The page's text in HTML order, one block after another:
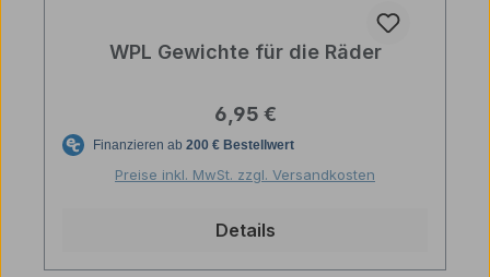
WPL Gewichte für die Räder
Regulärer Preis:
6,95 €
Preise inkl. MwSt. zzgl. Versandkosten
Details